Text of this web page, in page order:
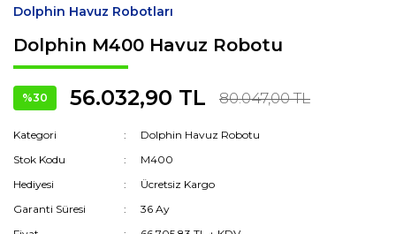
Dolphin Havuz Robotları
Dolphin M400 Havuz Robotu
%30 56.032,90 TL 80.047,00 TL
Kategori
Dolphin Havuz Robotu
Stok Kodu
M400
Hediyesi
Ücretsiz Kargo
Garanti Süresi
36 Ay